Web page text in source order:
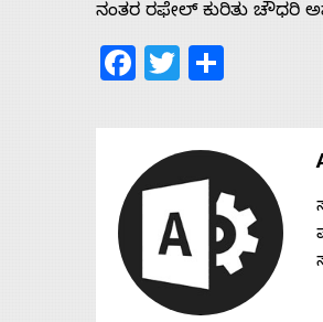
ನಂತರ ರಫೇಲ್ ಕುರಿತು ಚೌಧರಿ
Facebook
Twitter